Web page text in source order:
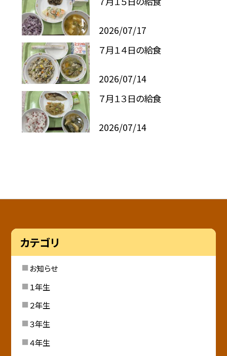
2026/07/17
７月１４日の給食
2026/07/14
７月１３日の給食
2026/07/14
カテゴリ
お知らせ
１年生
２年生
３年生
４年生